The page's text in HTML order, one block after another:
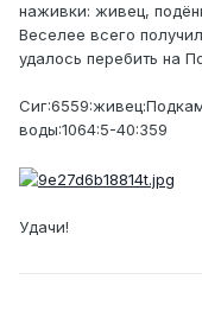
наживки: живец,
Веселее всего
удалось перебить на
воды:1064:5-40:359
Удачи!